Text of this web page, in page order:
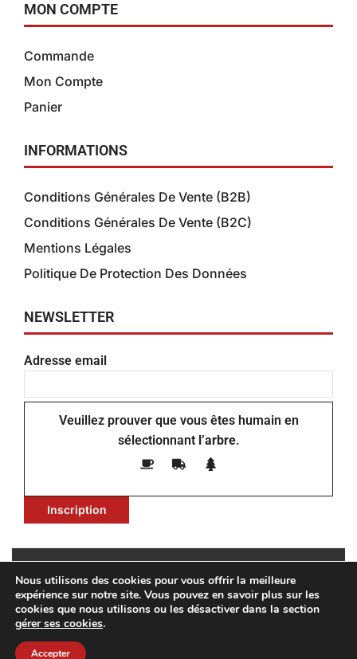
MON COMPTE
Commande
Mon Compte
Panier
INFORMATIONS
Conditions Générales De Vente (B2B)
Conditions Générales De Vente (B2C)
Mentions Légales
Politique De Protection Des Données
NEWSLETTER
Adresse email
Veuillez prouver que vous êtes humain en
sélectionnantl’arbre.
Copyright © Isofilter 2022 – ISOFILTER, 14 rue du Général
Quinivet – 56300 Pontivy (FRANCE) tel : + 33 ( 0 ) 2 97 25
84 67 e-mail :
Nous utilisons des cookies pour vous offrir la meilleure
expérience sur notre site. Vous pouvez en savoir plus sur les
cookies que nous utilisons ou les désactiver dans la section
gérer ses cookies.
Accepter